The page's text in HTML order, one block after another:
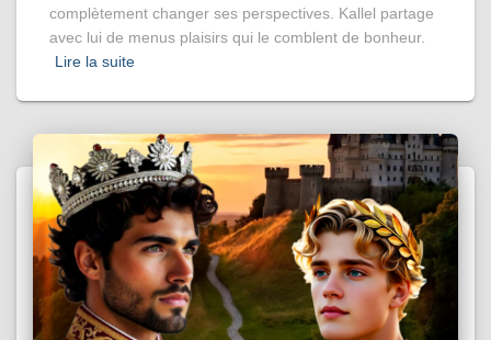
complètement changer ses perspectives. Kallel partage
avec lui de menus plaisirs qui le comblent de bonheur.
Lire la suite